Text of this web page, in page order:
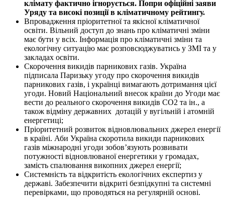
клімату фактично ігнорується. Попри офіційні заяви
Уряду та високі позиції в кліматичному рейтингу.
Впровадження пріоритетної та якісної кліматичної
освіти. Вільний доступ до знань про кліматичні зміни
має бути у всіх. Інформація про кліматичні зміни та
екологічну ситуацію має розповсюджуватись у ЗМІ та у
закладах освіти.
Скорочення викидів парникових газів. Україна
підписала Паризьку угоду про скорочення викидів
парникових газів, і українці вимагають дотримання цієї
угоди. Новий Національний внесок країни до Угоди має
вести до реального скорочення викидів СО2 та ін., а
також відміну державних дотацій у вугільній і атомній
енергетиці;
Пріоритетний розвиток відновлювальних джерел енергії
в країні. Аби Україна скоротила викиди парникових
газів міжнародні угоди зобов’язують розвивати
потужності відновлюваної енергетики у громадах,
замість спалювання викопних джерел енергії;
Системність та відкритість екологічних експертиз у
державі. Забезпечити відкриті безпідкупні та системні
перевірками, що проводяться на регулярній основі.